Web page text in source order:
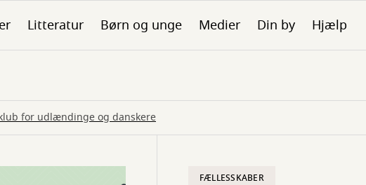
Litteratur Børn og unge Medier Din by Hjælp
for udlændinge og danskere
FÆLLESSKABER